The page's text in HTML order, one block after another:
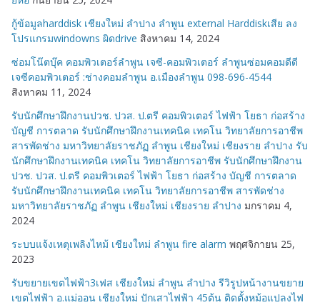
กู้ข้อมูลharddisk เชียงใหม่ ลำปาง ลำพูน external Harddiskเสีย ลง
โปรแกรมwindowns ผิดdrive สิงหาคม 14, 2024
ซ่อมโน๊ตบุ๊ค คอมพิวเตอร์ลำพูน เจซี-คอมพิวเตอร์ ลำพูนซ่อมคอมดีดี
เจซีคอมพิวเตอร์ :ช่างคอมลำพูน อ.เมืองลำพูน 098-696-4544
สิงหาคม 11, 2024
รับนักศึกษาฝึกงานปวช. ปวส. ป.ตรี คอมพิวเตอร์ ไฟฟ้า โยธา ก่อสร้าง
บัญชี การตลาด รับนักศึกษาฝึกงานเทคนิค เทคโน วิทยาลัยการอาชีพ
สารพัดช่าง มหาวิทยาลัยราชภัฏ ลำพูน เชียงใหม่ เชียงราย ลำปาง รับ
นักศึกษาฝึกงานเทคนิค เทคโน วิทยาลัยการอาชีพ รับนักศึกษาฝึกงาน
ปวช. ปวส. ป.ตรี คอมพิวเตอร์ ไฟฟ้า โยธา ก่อสร้าง บัญชี การตลาด
รับนักศึกษาฝึกงานเทคนิค เทคโน วิทยาลัยการอาชีพ สารพัดช่าง
มหาวิทยาลัยราชภัฏ ลำพูน เชียงใหม่ เชียงราย ลำปาง มกราคม 4,
2024
ระบบแจ้งเหตุเพลิงไหม้ เชียงใหม่ ลำพูน fire alarm พฤศจิกายน 25,
2023
รับขยายเขตไฟฟ้า3เฟส เชียงใหม่ ลำพูน ลำปาง รีวิรูปหน้างานขยาย
เขตไฟฟ้า อ.แม่ออน เชียงใหม่ ปักเสาไฟฟ้า 45ต้น ติดตั้งหม้อแปลงไฟ